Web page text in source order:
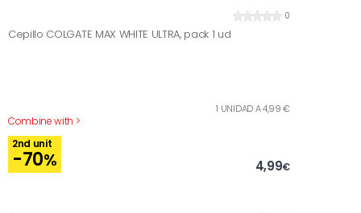
0
Cepillo COLGATE MAX WHITE ULTRA, pack 1 ud
Combine with >
1 UNIDAD A 4,99 €
2nd unit
-70% 4,99€